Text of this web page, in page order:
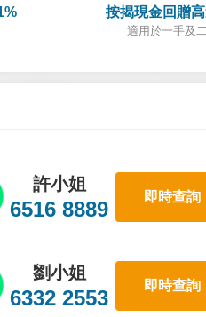
按揭現金回贈
適用於一手及
許小姐
6516 8889
即時查詢
劉小姐
6332 2553
即時查詢